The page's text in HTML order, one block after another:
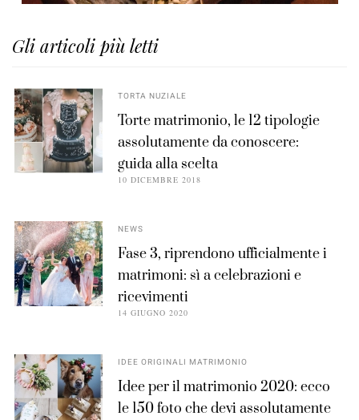
Gli articoli più letti
TORTA NUZIALE
Torte matrimonio, le 12 tipologie
assolutamente da conoscere:
guida alla scelta
10 DICEMBRE 2018
NEWS
Fase 3, riprendono ufficialmente i
matrimoni: sì a celebrazioni e
ricevimenti
14 GIUGNO 2020
IDEE ORIGINALI MATRIMONIO
Idee per il matrimonio 2020: ecco
le 150 foto che devi assolutamente